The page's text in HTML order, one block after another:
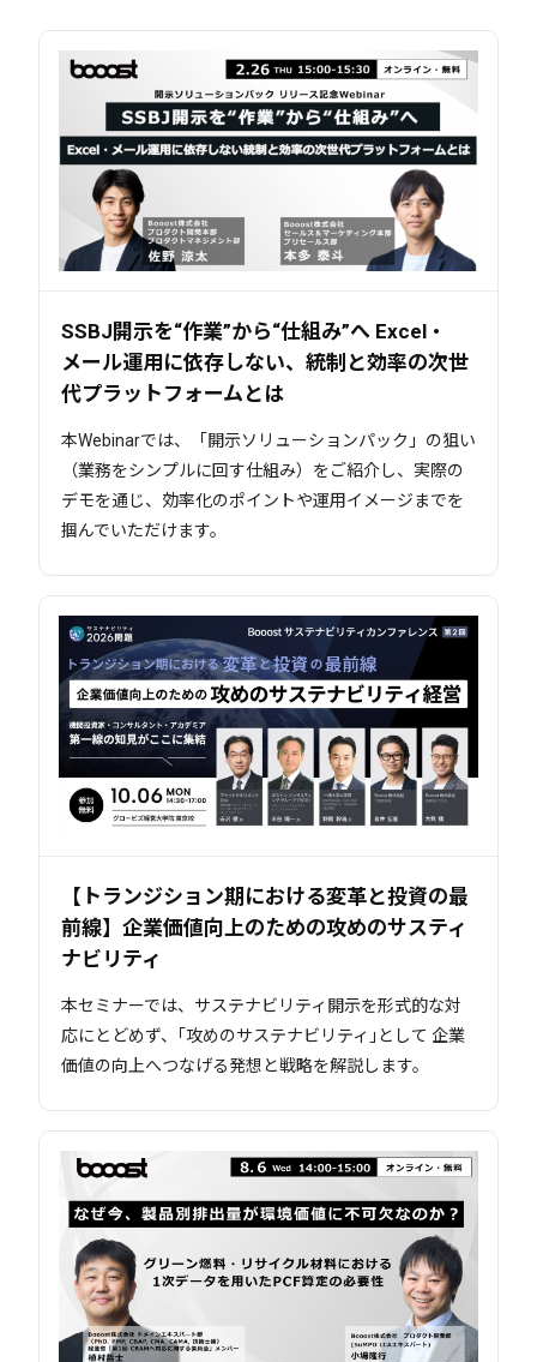
SSBJ開示を“作業”から“仕組み”へ Excel・
メール運用に依存しない、統制と効率の次世
代プラットフォームとは
本Webinarでは、「開示ソリューションパック」の狙い
（業務をシンプルに回す仕組み）をご紹介し、実際の
デモを通じ、効率化のポイントや運用イメージまでを
掴んでいただけます。
【トランジション期における変革と投資の最
前線】企業価値向上のための攻めのサスティ
ナビリティ
本セミナーでは、サステナビリティ開示を形式的な対
応にとどめず、｢攻めのサステナビリティ｣として 企業
価値の向上へつなげる発想と戦略を解説します。